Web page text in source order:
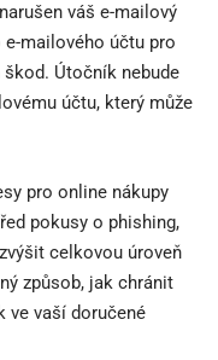
váš e-mailový
mailového účtu pro
Útočník nebude
účtu, který může
pro online nákupy
pokusy o phishing,
celkovou úroveň
způsob, jak chránit
ve vaší doručené